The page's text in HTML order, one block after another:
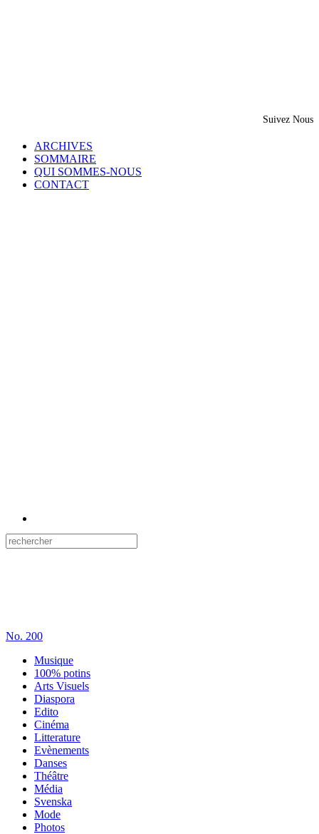
Suivez Nous
ARCHIVES
SOMMAIRE
QUI SOMMES-NOUS
CONTACT
No. 200
Musique
100% potins
Arts Visuels
Diaspora
Edito
Cinéma
Litterature
Evènements
Danses
Théâtre
Média
Svenska
Mode
Photos